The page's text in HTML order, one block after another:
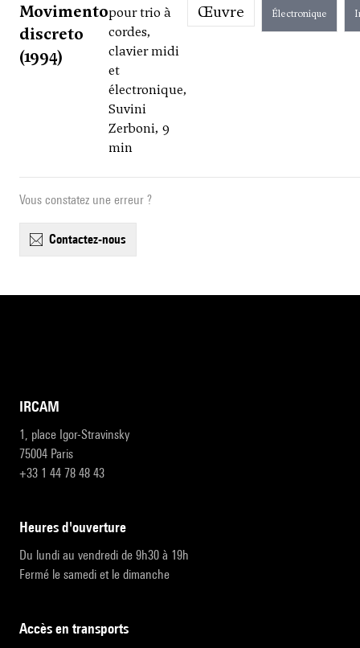
Movimento
discreto
(1994)
pour trio à
cordes,
clavier midi
et
électronique,
Suvini
Zerboni, 9
min
Œuvre Électronique
Vous constatez une erreur ?
contactez-nous
IRCAM
1, place Igor-Stravinsky
75004 Paris
+33 1 44 78 48 43
heures d'ouverture
Du lundi au vendredi de 9h30 à 19h
Fermé le samedi et le dimanche
accès en transports